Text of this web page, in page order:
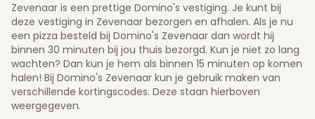
Zevenaar is een prettige Domino's vestiging. Je kunt bij
deze vestiging in Zevenaar bezorgen en afhalen. Als je nu
een pizza besteld bij Domino's Zevenaar dan wordt hij
binnen 30 minuten bij jou thuis bezorgd. Kun je niet zo lang
wachten? Dan kun je hem als binnen 15 minuten op komen
halen! Bij Domino's Zevenaar kun je gebruik maken van
verschillende kortingscodes. Deze staan hierboven
weergegeven.